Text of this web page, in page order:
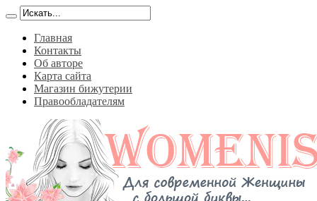
Главная
Контакты
Об авторе
Карта сайта
Магазин бижутерии
Правообладателям